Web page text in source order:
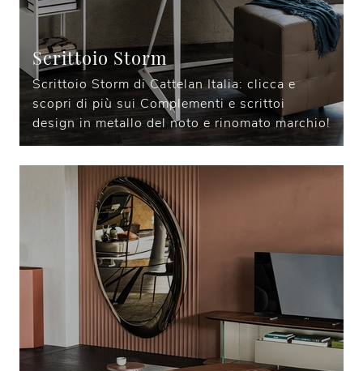
Scrittoio Storm
Scrittoio Storm di Cattelan Italia: clicca e
scopri di più sui Complementi e scrittoi
design in metallo del noto e rinomato marchio!